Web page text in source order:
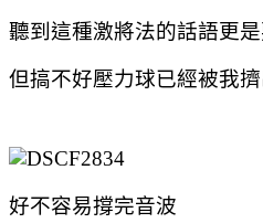
聽到這種激將法的話語更
但搞不好壓力球已經被我
好不容易撐完音波